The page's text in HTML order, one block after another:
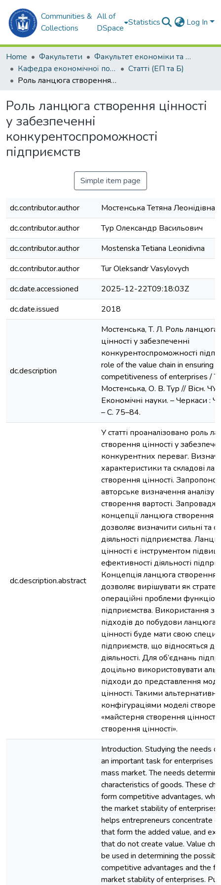
Communities &
Collections
All of
DSpace
Statistics Log In
Home Факультети
Факультет економіки та екології моря (ФЕЕМ)
Кафедра економічної політики та безпеки (ЕП та Б)
Статті (ЕП та Б)
Роль ланцюга створення цінності у забезпеченні конкурентоспроможності підприємств
Роль ланцюга створення цінності
у забезпеченні
конкурентоспроможності
підприємств
Simple item page
dc.contributor.author
Мостенська Тетяна Леонідівна
dc.contributor.author
Тур Олександр Васильович
dc.contributor.author
Mostenska Tetiana Leonidivna
dc.contributor.author
Tur Oleksandr Vasylovych
dc.date.accessioned
2025-12-22T09:18:03Z
dc.date.issued
2018
dc.description
Мостенська, Т. Л. Роль ланцюга
цінності у забезпеченні
конкурентоспроможності
role of the value chain in ensuring
competitiveness of enterprises /
Мостенська, О. В. Тур // Вісн.
Економічні науки. – Черкаси :
– С. 75–84.
dc.description.abstract
У статті проаналізовано роль
створення цінності у
конкурентних переваг.
характеристики та складові
створення цінності.
авторське визначення аналізу
створення вартості.
концепції ланцюга створення
дозволяє визначити сильні та
діяльності підприємства.
цінності є інструментом
ефективності діяльності
Концепція ланцюга створення
дозволяє вирішувати як
операційні проблеми
підприємства. Використання
підходів до побудови ланцюга
цінності буде мати свою
підприємств, що відносяться
діяльності. Для об’єднань
доцільно використовувати
підходи до представлення
цінності. Такими
конфігураціями моделі
«майстерня створення
створення цінності».
Introduction. Studying the needs
an important task for enterprises
mass market. The needs
characteristics of goods. These
form competitive advantages,
the market stability of
helps entrepreneurs concentrate
that form the added value, and
that do not create value. Value
be used in determining the
competitive advantages and the
market stability of enterprises.